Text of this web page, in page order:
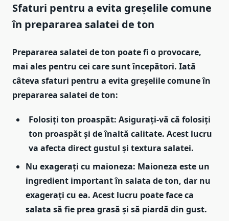
Sfaturi pentru a evita greșelile comune
în prepararea salatei de ton
Prepararea salatei de ton poate fi o provocare,
mai ales pentru cei care sunt începători. Iată
câteva sfaturi pentru a evita greșelile comune în
prepararea salatei de ton:
Folosiți ton proaspăt: Asigurați-vă că folosiți
ton proaspăt și de înaltă calitate. Acest lucru
va afecta direct gustul și textura salatei.
Nu exagerați cu maioneza: Maioneza este un
ingredient important în salata de ton, dar nu
exagerați cu ea. Acest lucru poate face ca
salata să fie prea grasă și să piardă din gust.